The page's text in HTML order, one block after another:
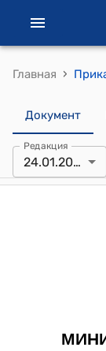
Главная ›
Документ
Редакция
24.01.2025